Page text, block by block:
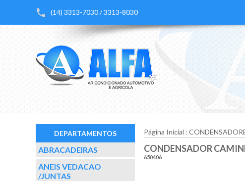
(14) 3313-7030 / 3313-8030
DEPARTAMENTOS
ABRACADEIRAS
ANEIS VEDACAO
/JUNTAS
Página Inicial :
CONDENSADOR
650406